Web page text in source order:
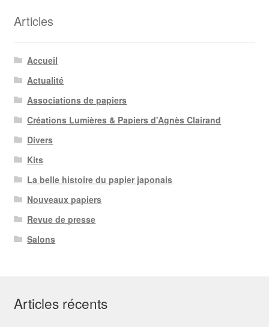
Articles
Accueil
Actualité
Associations de papiers
Créations Lumières & Papiers d'Agnès Clairand
Divers
Kits
La belle histoire du papier japonais
Nouveaux papiers
Revue de presse
Salons
Articles récents